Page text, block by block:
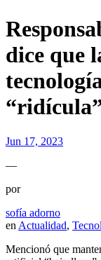
dice que
Jun 17, 2023
—
por
sofía adorno
en Actualidad,
Mencionó que